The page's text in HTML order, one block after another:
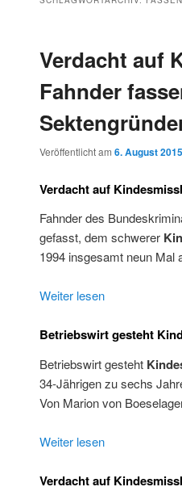
Verdacht auf
Fahnder
Veröffentlicht am 6. August 2015
Verdacht auf
Fahnder des
gefasst, dem schwerer
1994 insgesamt neun
Weiter lesen
Betriebswirt gesteht
Betriebswirt gesteht
34-Jährigen zu sechs
Von Marion von
Weiter lesen
Verdacht auf